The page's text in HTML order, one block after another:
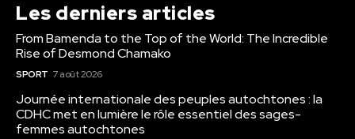
Les derniers articles
From Bamenda to the Top of the World: The Incredible
Rise of Desmond Chamako
SPORT 7 août 2026
Journée internationale des peuples autochtones : la
CDHC met en lumière le rôle essentiel des sages-
femmes autochtones